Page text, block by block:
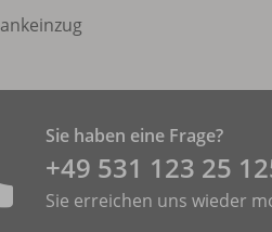
Sie haben eine Frage?
+49 531 ­123 25
Sie erreichen uns wieder